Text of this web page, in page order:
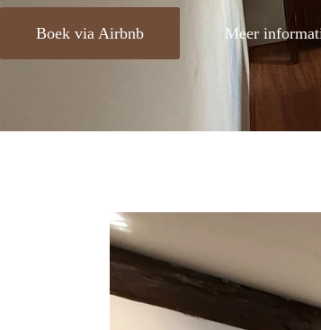
Boek via Airbnb Meer